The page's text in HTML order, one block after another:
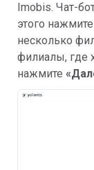
Imobis. Чат-
этого нажмите
несколько
филиалы, где
нажмите